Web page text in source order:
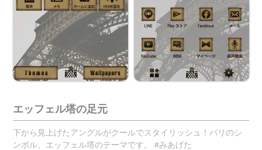
エッフェル塔の足元
下から見上げたアングルがクールでスタイリッシュ！パリのシ
ンボル、エッフェル塔のテーマです。 #みあげた